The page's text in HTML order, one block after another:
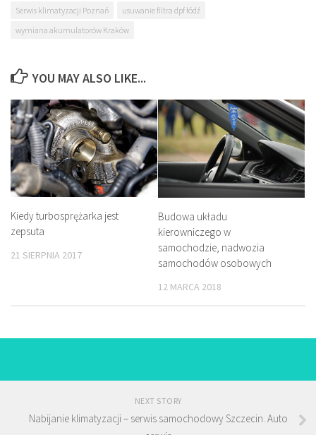
Serwis klimatyzacji Poznań
usuwanie filtra dpf łódź
wymiana akumulatorów Kraków
YOU MAY ALSO LIKE...
Kiedy turbosprężarka jest
zepsuta
21 SIERPNIA 2017
Budowa układu
kierowniczego w
samochodzie, nadwozia
samochodów osobowych
12 MARCA 2018
NEXT STORY
Nabijanie klimatyzacji – serwis samochodowy Szczecin. Auto